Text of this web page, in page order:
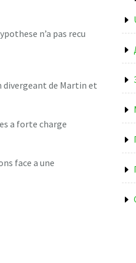
n’a pas recu
divergeant de Martin et
a forte charge
face a une